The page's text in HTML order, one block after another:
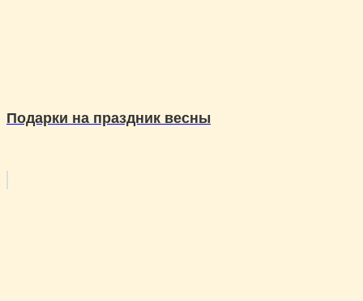
Подарки на праздник весны